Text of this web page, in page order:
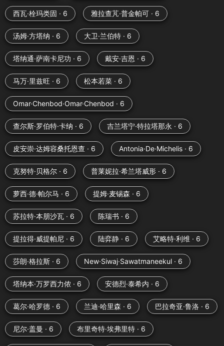
西瓦·栓玛类固 · 6 雅拉查芃·普金帕可 · 6
汤姆·方塔纳 · 6 大卫·兰伯特 · 6
塔纳通·萨南卡尼功 · 6 戴安·吉恩 · 6
马万·里兹旺 · 6 松本若菜 · 6
Omar·Chenbod·Omar·Chenbod · 6
查尔斯·罗伯特·卡纳 · 6 吉兰塔宁·特拉塔那永 · 6
皮安崇·达姆容桑托恩查 · 6 Antonia·De·Michelis · 6
克努特·贝格尔 · 6 普莱妮拉·希兰塔威形 · 6
萝西·德·帕尔马 · 6 提姆·麦锡森 · 6
苏拉特·本朋沙瓦 · 6 陈瑞书 · 6
提拉得·威提帕尼 · 6 陆弈静 · 6 艾略特·利维 · 6
莎朗·格拉斯 · 6 New·Siwaj·Sawatmaneekul · 6
塔纳本·万罗西力侬 · 6 安德烈·泰希内 · 6
葛尔·哈罗德 · 6 兰迪·哈里森 · 6 巴拉奇亚·鲁洛 · 6
尼尔·盖曼 · 6 布里奇特·埃弗里特 · 6